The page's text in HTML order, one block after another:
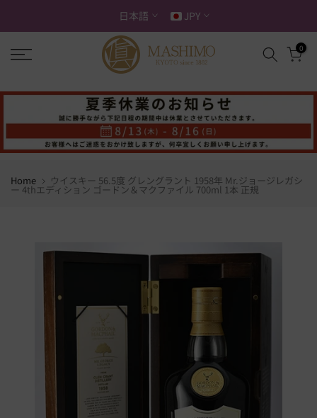
キ
ッ
プ
る
日本語 JPY
0
Home ウイスキー 56.5度 グレングラント 1958年 Mr.ジョージレガシ
ー 4thエディション ゴードン＆マクファイル 700ml 1本 正規